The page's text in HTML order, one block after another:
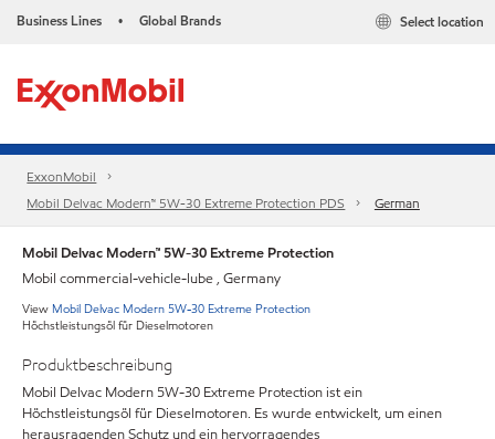
Business Lines • Global Brands Select location
ExxonMobil
Mobil Delvac Modern™ 5W-30 Extreme Protection PDS
German
Mobil Delvac Modern™ 5W-30 Extreme Protection
Mobil commercial-vehicle-lube , Germany
View Mobil Delvac Modern 5W-30 Extreme Protection
Höchstleistungsöl für Dieselmotoren
Produktbeschreibung
Mobil Delvac Modern 5W-30 Extreme Protection ist ein
Höchstleistungsöl für Dieselmotoren. Es wurde entwickelt, um einen
herausragenden Schutz und ein hervorragendes